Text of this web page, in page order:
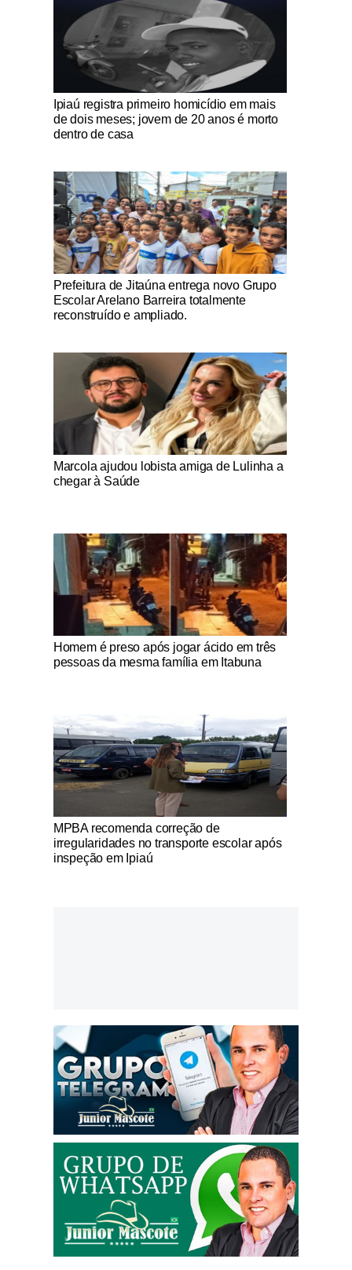
Notícias Católicas
Ipiaú registra primeiro homicídio em mais
de dois meses; jovem de 20 anos é morto
dentro de casa
Notícias Católicas
Prefeitura de Jitaúna entrega novo Grupo
Escolar Arelano Barreira totalmente
reconstruído e ampliado.
Notícias Católicas
Marcola ajudou lobista amiga de Lulinha a
chegar à Saúde
Notícias Católicas
Homem é preso após jogar ácido em três
pessoas da mesma família em Itabuna
Notícias Católicas
MPBA recomenda correção de
irregularidades no transporte escolar após
inspeção em Ipiaú